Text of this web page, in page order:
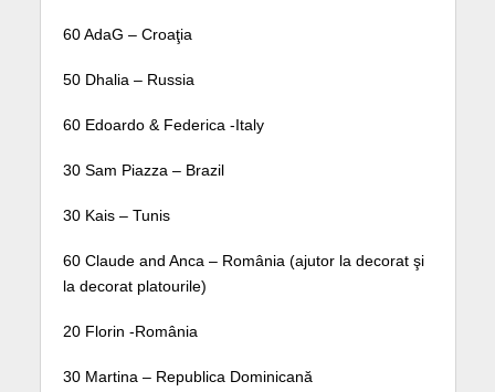
60 AdaG – Croaţia
50 Dhalia – Russia
60 Edoardo & Federica -Italy
30 Sam Piazza – Brazil
30 Kais – Tunis
60 Claude and Anca – România (ajutor la decorat şi
la decorat platourile)
20 Florin -România
30 Martina – Republica Dominicană